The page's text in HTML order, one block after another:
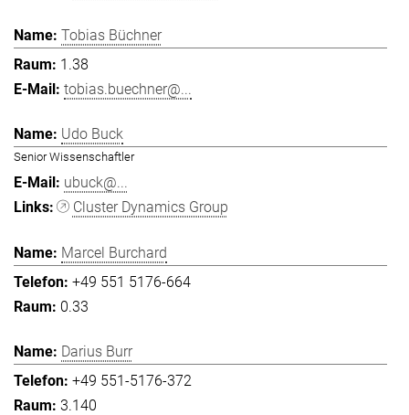
Tobias Büchner
1.38
tobias.buechner@...
Udo Buck
Senior Wissenschaftler
ubuck@...
Cluster Dynamics Group
Marcel Burchard
+49 551 5176-664
0.33
Darius Burr
+49 551-5176-372
3.140